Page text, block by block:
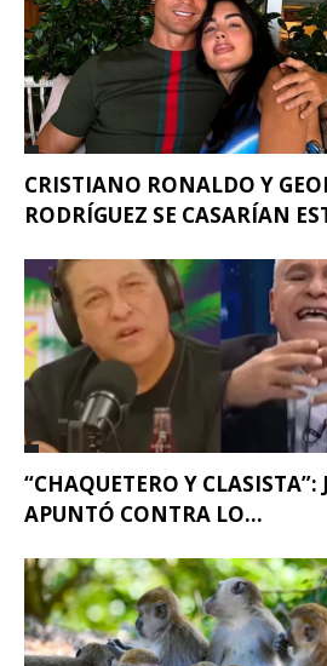
CRISTIANO RONALDO Y
RODRÍGUEZ SE CASARÍAN
“CHAQUETERO Y CLASISTA”:
APUNTÓ CONTRA LO...